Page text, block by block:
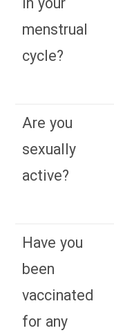
menstrual
cycle?
Are you
sexually
active?
Have you
been
vaccinated
for any